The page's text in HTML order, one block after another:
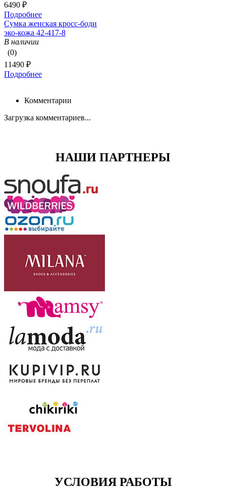
6490 ₽
Подробнее
Сумка женская кросс-боди
эко-кожа 42-417-8
В наличии
(0)
11490 ₽
Подробнее
Комментарии
Загрузка комментариев...
НАШИ ПАРТНЕРЫ
УСЛОВИЯ РАБОТЫ